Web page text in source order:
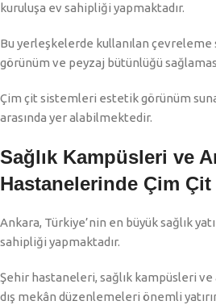
kuruluşa ev sahipliği yapmaktadır.
Bu yerleşkelerde kullanılan
görünüm ve peyzaj bütünlüğü
Çim çit sistemleri estetik görünüm
arasında yer alabilmektedir.
Sağlık Kampüsleri ve
Hastanelerinde Çim
Ankara, Türkiye’nin en büyük sağlık
sahipliği yapmaktadır.
Şehir hastaneleri, sağlık kampüsleri
dış mekân düzenlemeleri önemli